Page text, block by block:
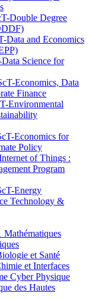
Double Degree
Data and Economics
Science for
Economics, Data
Finance
Environmental
Economics for
Policy
of Things :
Program
Energy
Technology &
et Santé
et Interfaces
Cyber Physique
des Hautes